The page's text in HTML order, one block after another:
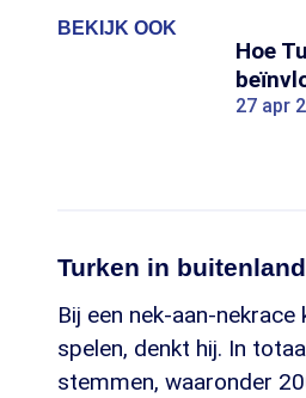
BEKIJK OOK
Hoe
27 apr
Turken in buitenland
Bij een nek-aan-
spelen, denkt hij. In
stemmen, waaronder